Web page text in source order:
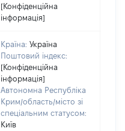
[Конфіденційна
інформація]
Країна: Україна
Поштовий індекс:
[Конфіденційна
інформація]
Автономна Республіка
Крим/область/місто зі
спеціальним статусом:
Київ